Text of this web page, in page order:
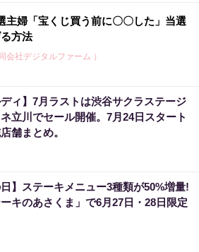
主婦「宝くじ買う前に〇〇した」当選
方法
会社デジタルファーム ）
ディ】7月ラストは渋谷サクラステージ
立川でセール開催。7月24日スタート
舗まとめ。
日】ステーキメニュー3種類が50%増量!
ーキのあさくま」で6月27日・28日限定